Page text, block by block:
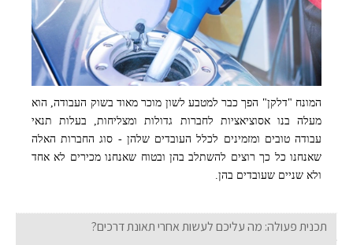
המונח "דלקן" הפך כבר למטבע לשון מוכר מאוד בשוק העבודה, הוא
מעלה בנו אסוציאציות לחברות גדולות ומצליחות, בעלות תנאי
עבודה טובים ומזמינים לכלל העובדים שלהן - סוג החברות האלה
שאנחנו כל כך רוצים להשתלב בהן ובטוח שאנחנו מכירים לא אחד
ולא שניים שעובדים בהן.
תכנית פעולה: מה עליכם לעשות אחרי תאונת דרכים?